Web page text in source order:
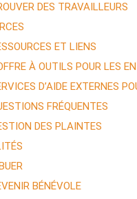
DES TRAVAILLEURS
ET LIENS
À OUTILS POUR LES
D’AIDE EXTERNES
FRÉQUENTES
DES PLAINTES
BÉNÉVOLE